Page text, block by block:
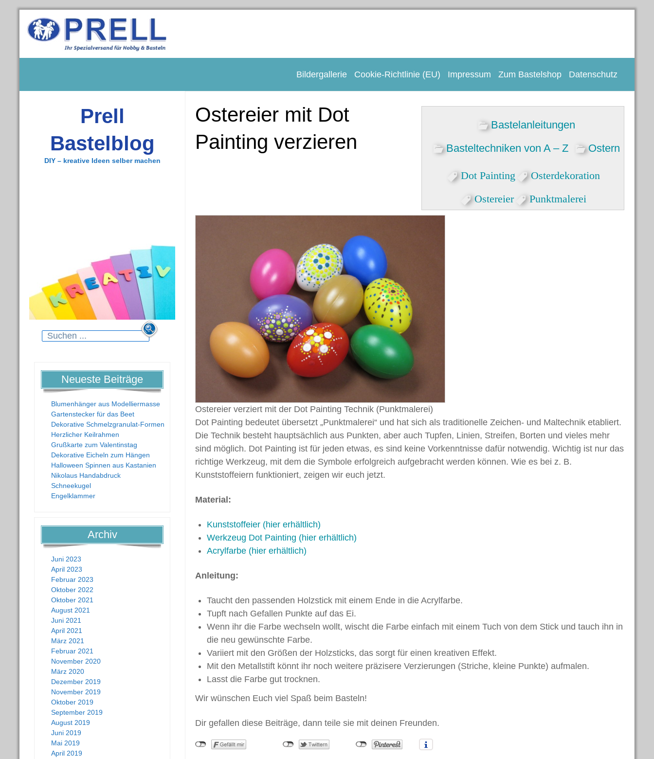
Bildergallerie
Gedeckte Tische
Kerzen
Tischkarten
Cookie-Richtlinie (EU) Impressum Zum Bastelshop Datenschutz
Prell
Bastelblog
DIY – kreative Ideen selber machen
Search
Neueste Beiträge
Blumenhänger aus Modelliermasse
Gartenstecker für das Beet
Dekorative Schmelzgranulat-Formen
Herzlicher Keilrahmen
Grußkarte zum Valentinstag
Dekorative Eicheln zum Hängen
Halloween Spinnen aus Kastanien
Nikolaus Handabdruck
Schneekugel
Engelklammer
Archiv
Juni 2023
April 2023
Februar 2023
Oktober 2022
Oktober 2021
August 2021
Juni 2021
April 2021
März 2021
Februar 2021
November 2020
März 2020
Dezember 2019
November 2019
Oktober 2019
September 2019
August 2019
Juni 2019
Mai 2019
April 2019
Bastelanleitungen
Basteltechniken von A – Z
Ostern
Dot Painting Osterdekoration
Ostereier Punktmalerei
Ostereier mit Dot
Painting verzieren
Ostereier verziert mit der Dot Painting Technik (Punktmalerei)
Dot Painting bedeutet übersetzt „Punktmalerei“ und hat sich als traditionelle Zeichen- und Maltechnik etabliert.
Die Technik besteht hauptsächlich aus Punkten, aber auch Tupfen, Linien, Streifen, Borten und vieles mehr
sind möglich. Dot Painting ist für jeden etwas, es sind keine Vorkenntnisse dafür notwendig. Wichtig ist nur das
richtige Werkzeug, mit dem die Symbole erfolgreich aufgebracht werden können. Wie es bei z. B.
Kunststoffeiern funktioniert, zeigen wir euch jetzt.
Material:
Kunststoffeier (hier erhältlich)
Werkzeug Dot Painting (hier erhältlich)
Acrylfarbe (hier erhältlich)
Anleitung:
Taucht den passenden Holzstick mit einem Ende in die Acrylfarbe.
Tupft nach Gefallen Punkte auf das Ei.
Wenn ihr die Farbe wechseln wollt, wischt die Farbe einfach mit einem Tuch von dem Stick und tauch ihn in
die neu gewünschte Farbe.
Variiert mit den Größen der Holzsticks, das sorgt für einen kreativen Effekt.
Mit den Metallstift könnt ihr noch weitere präzisere Verzierungen (Striche, kleine Punkte) aufmalen.
Lasst die Farbe gut trocknen.
Wir wünschen Euch viel Spaß beim Basteln!
Dir gefallen diese Beiträge, dann teile sie mit deinen Freunden.